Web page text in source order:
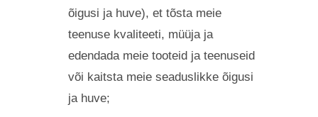
õigusi ja huve), et tõsta meie
teenuse kvaliteeti, müüja ja
edendada meie tooteid ja teenuseid
või kaitsta meie seaduslikke õigusi
ja huve;